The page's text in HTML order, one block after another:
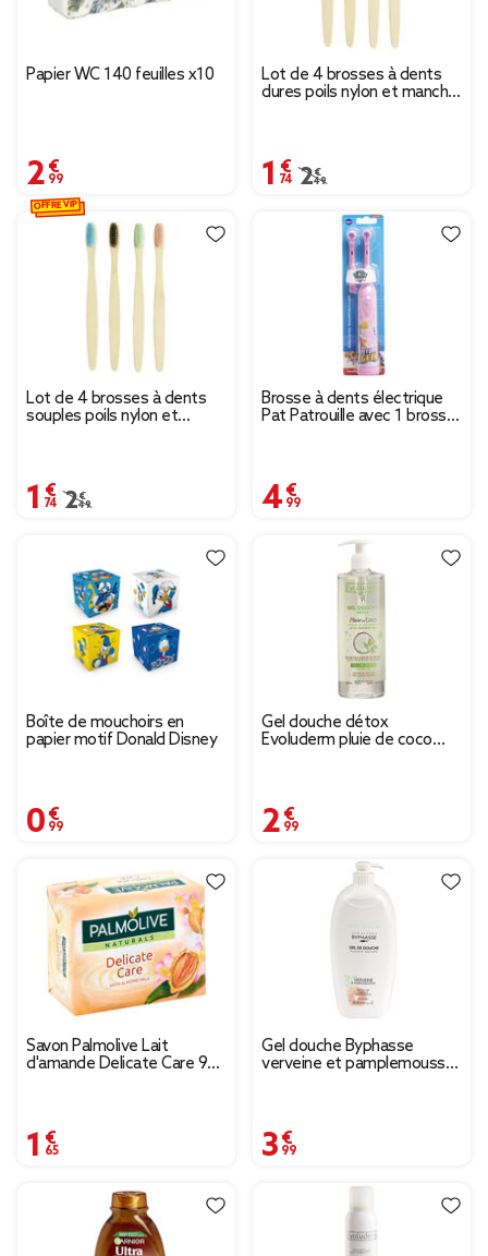
Papier WC 140 feuilles x10
2,99 €
Lot de 4 brosses à dents
dures poils nylon et manche
1,74 €
Prix remisé de 2,49 €
2,49 €
Lot de 4 brosses à dents
souples poils nylon et
1,74 €
Prix remisé de 2,49 € à 1,74 €
2,49 €
OFFRE VIP
Brosse à dents électrique
Pat Patrouille avec 1 brosse
4,99 €
Boîte de mouchoirs en
papier motif Donald Disney
0,99 €
Gel douche détox
Evoluderm pluie de coco
2,99 €
Savon Palmolive Lait
d'amande Delicate Care 90g
1,65 €
Gel douche Byphasse
verveine et pamplemousse
3,99 €